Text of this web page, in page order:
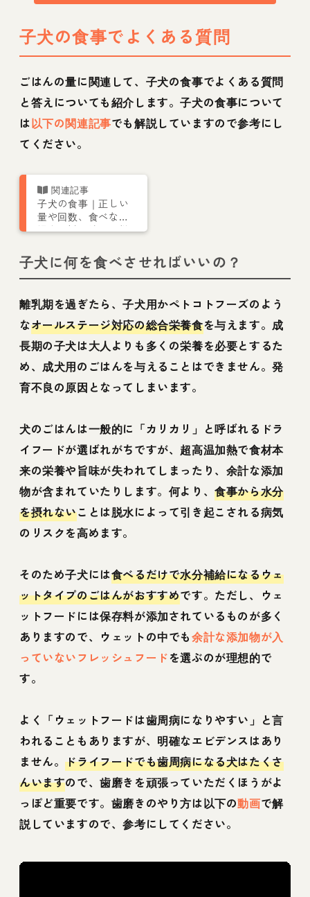
子犬の食事でよくある質問
ごはんの量に関連して、子犬の食事でよくある質問
と答えについても紹介します。子犬の食事について
は以下の関連記事でも解説していますので参考にし
てください。
子犬の食事｜正しい
量や回数、食べない
場合の対処法まで獣
子犬に何を食べさせればいいの？
離乳期を過ぎたら、子犬用かペトコトフーズのよう
なオールステージ対応の総合栄養食を与えます。成
長期の子犬は大人よりも多くの栄養を必要とするた
め、成犬用のごはんを与えることはできません。発
育不良の原因となってしまいます。
犬のごはんは一般的に「カリカリ」と呼ばれるドラ
イフードが選ばれがちですが、超高温加熱で食材本
来の栄養や旨味が失われてしまったり、余計な添加
物が含まれていたりします。何より、食事から水分
を摂れないことは脱水によって引き起こされる病気
のリスクを高めます。
そのため子犬には食べるだけで水分補給になるウェ
ットタイプのごはんがおすすめです。ただし、ウェ
ットフードには保存料が添加されているものが多く
ありますので、ウェットの中でも余計な添加物が入
っていないフレッシュフードを選ぶのが理想的で
す。
よく「ウェットフードは歯周病になりやすい」と言
われることもありますが、明確なエビデンスはあり
ません。ドライフードでも歯周病になる犬はたくさ
んいますので、歯磨きを頑張っていただくほうがよ
っぽど重要です。歯磨きのやり方は以下の動画で解
説していますので、参考にしてください。